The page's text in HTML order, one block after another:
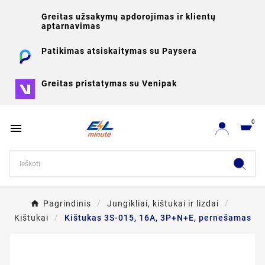
Greitas užsakymų apdorojimas ir klientų
aptarnavimas
Patikimas atsiskaitymas su Paysera
Greitas pristatymas su Venipak
 0
Pagrindinis
Jungikliai, kištukai ir lizdai
Kištukai
Kištukas 3S-015, 16A, 3P+N+E, pernešamas